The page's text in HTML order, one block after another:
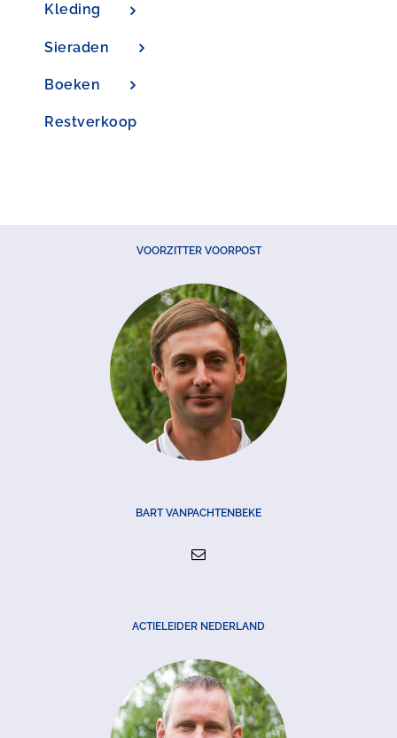
Kleding
Sieraden
Boeken
Restverkoop
VOORZITTER VOORPOST
BART VANPACHTENBEKE
ACTIELEIDER NEDERLAND